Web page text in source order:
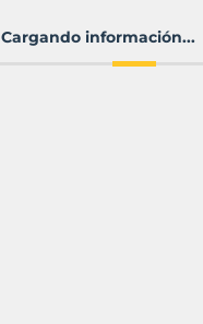
Cargando información...